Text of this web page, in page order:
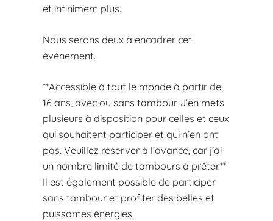
et infiniment plus.
Nous serons deux à encadrer cet
événement.
**Accessible à tout le monde à partir de
16 ans, avec ou sans tambour. J’en mets
plusieurs à disposition pour celles et ceux
qui souhaitent participer et qui n’en ont
pas. Veuillez réserver à l’avance, car j’ai
un nombre limité de tambours à prêter.**
Il est également possible de participer
sans tambour et profiter des belles et
puissantes énergies.